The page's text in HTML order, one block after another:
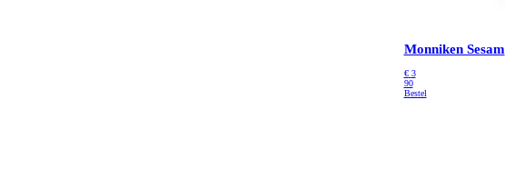
Monniken Sesam
€ 3
90
Bestel